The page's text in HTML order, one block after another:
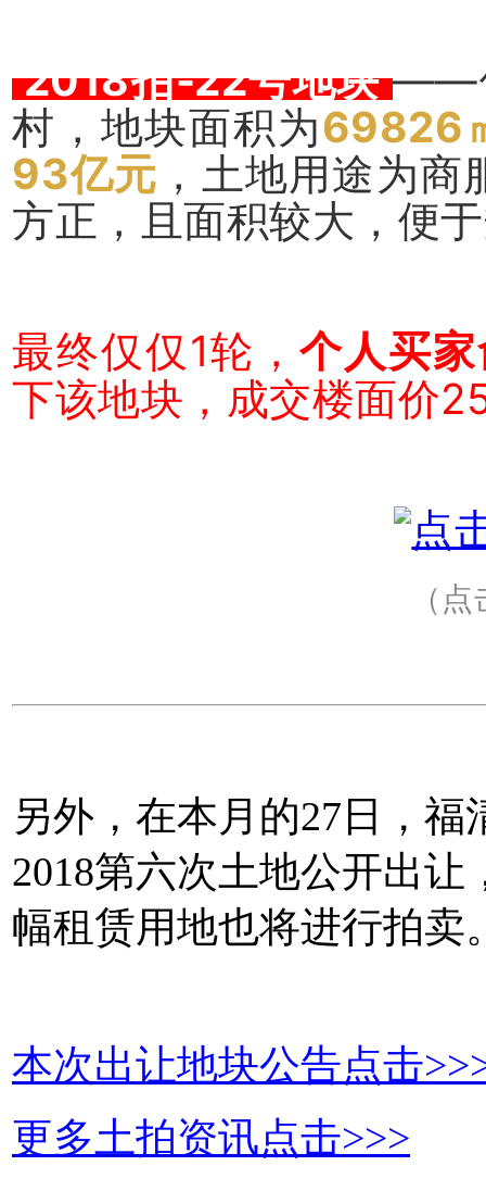
2018拍-22号地块——
村，地块面积为69826
93亿元 ，土地用途为
方正，且面积较大，便
最终仅仅1轮，个人买家
下该地块，成交楼面价
（
另外，在本月的27日，
2018第六次土地公开出
幅租赁用地也将进行拍卖
本次出让地块公告点击
更多土拍资讯点击>>>